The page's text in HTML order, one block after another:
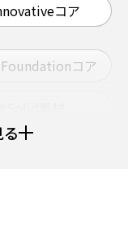
コア
コア